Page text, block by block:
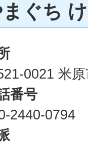
ぐち
0021 米
番号
2440-0794